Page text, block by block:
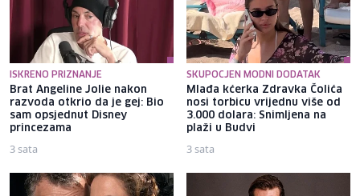
ISKRENO PRIZNANJE
Brat Angeline Jolie nakon
razvoda otkrio da je gej: Bio
sam opsjednut Disney
princezama
3 sata
SKUPOCJEN MODNI DODATAK
Mlađa kćerka Zdravka Čolića
nosi torbicu vrijednu više od
3.000 dolara: Snimljena na
plaži u Budvi
3 sata